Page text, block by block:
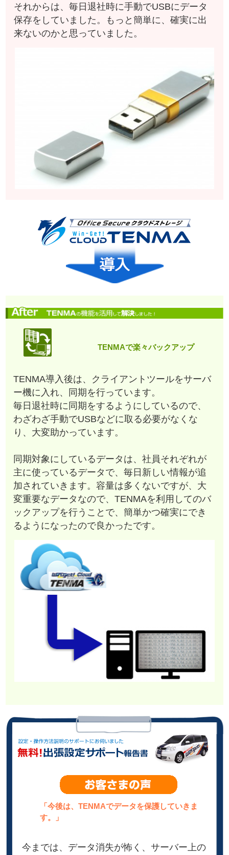
それからは、毎日退社時に手動でUSBにデータ
保存をしていました。もっと簡単に、確実に出
来ないのかと思っていました。
TENMAで楽々バックアップ
TENMA導入後は、クライアントツールをサーバ
ー機に入れ、同期を行っています。
毎日退社時に同期をするようにしているので、
わざわざ手動でUSBなどに取る必要がなくな
り、大変助かっています。
同期対象にしているデータは、社員それぞれが
主に使っているデータで、毎日新しい情報が追
加されていきます。容量は多くないですが、大
変重要なデータなので、TENMAを利用してのバ
ックアップを行うことで、簡単かつ確実にでき
るようになったので良かったです。
「今後は、TENMAでデータを保護していきま
す。」
今までは、データ消失が怖く、サーバー上の